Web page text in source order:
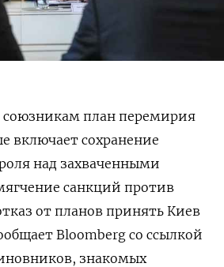
план перемирия
включает сохранение
над захваченными
санкций против
от планов принять Киев
Bloomberg со ссылкой
знакомых